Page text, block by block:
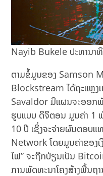
Nayib Bukele ປະທານາ
ຕາມຂໍ້ມູນຂອງ Samson
Blockstream ໄດ້ຖະແຫຼງ
Savaldor ມີແຜນຈະອອກພັ
ຮູບແບບ ດິຈິຕອນ ມູນຄ່າ 1
10 ປີ ເຊິ່ງຈະຈ່າຍຜົນຕອບ
Network ໂດຍມູນຄ່າຂອງ
ໄຟ” ຈະຖືກປ່ຽນເປັນ
ການພັດທະນາໂຄງສ້າງພື້ນ